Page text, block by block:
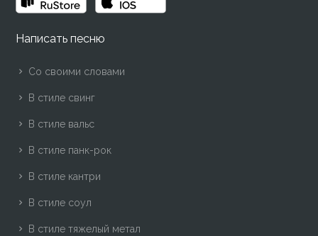
Написать песню
Со своими словами
В стиле свинг
В стиле вальс
В стиле панк-рок
В стиле кантри
В стиле соул
В стиле тяжелый метал